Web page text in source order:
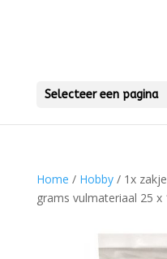
Selecteer een pagina
Home / Hobby/ 1x
grams vulmateriaal 25 x